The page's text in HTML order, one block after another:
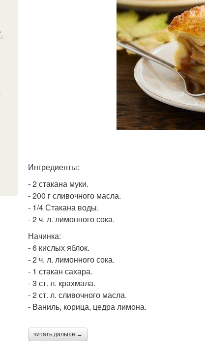
Ингредиенты:
- 2 стакана муки.
- 200 г сливочного масла.
- 1/4 Стакана воды.
- 2 ч. л. лимонного сока.
Начинка:
- 6 кислых яблок.
- 2 ч. л. лимонного сока.
- 1 стакан сахара.
- 3 ст. л. крахмала.
- 2 ст. л. сливочного масла.
- Ваниль, корица, цедра лимона.
читать дальше →